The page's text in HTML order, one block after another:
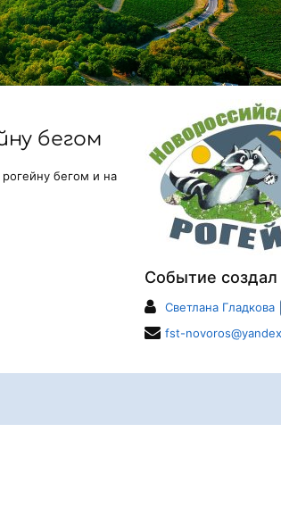
Событие создал
Светлана Гладкова
fst-
бегом
бегом и на